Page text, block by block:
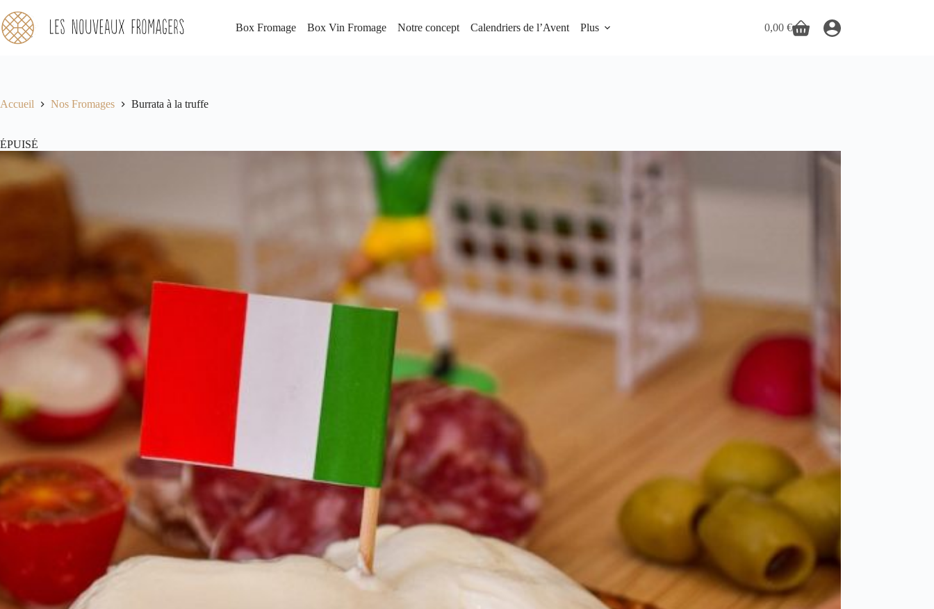
au
contenu
Box Fromage Box Vin Fromage Notre concept Calendriers de l’Avent Plus
Panier
0,00 €
Accueil Nos Fromages Burrata à la truffe
ÉPUISÉ